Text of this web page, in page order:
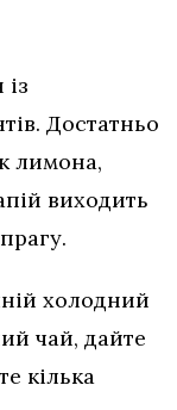
Достатньо
лимона,
виходить
холодний
чай, дайте
кілька